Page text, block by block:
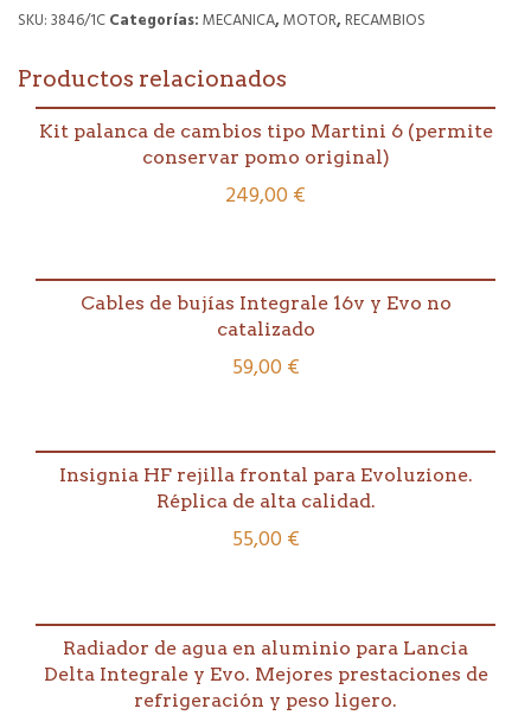
(lado
los
modelos
Lancia
SKU:3846/1CCategorías:MECANICA,MOTOR, RECAMBIOS
Productos relacionados
Kit palanca de cambios tipo Martini 6 (permite
conservar pomo original)
249,00€
Cables de bujías Integrale 16v y Evo no
catalizado
59,00€
Insignia HF rejilla frontal para Evoluzione.
Réplica de alta calidad.
55,00€
Radiador de agua en aluminio para Lancia
Delta Integrale y Evo. Mejores prestaciones de
refrigeración y peso ligero.